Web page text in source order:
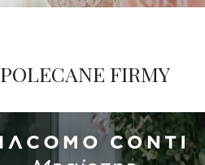
POLECANE FIRMY